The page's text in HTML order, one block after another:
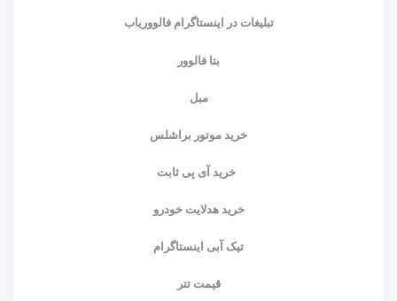
تبلیغات در اینستاگرام فالووریاب
بتا فالوور
مبل
خرید موتور براشلس
خرید آی پی ثابت
خرید هدلایت خودرو
تیک آبی اینستاگرام
قیمت تتر